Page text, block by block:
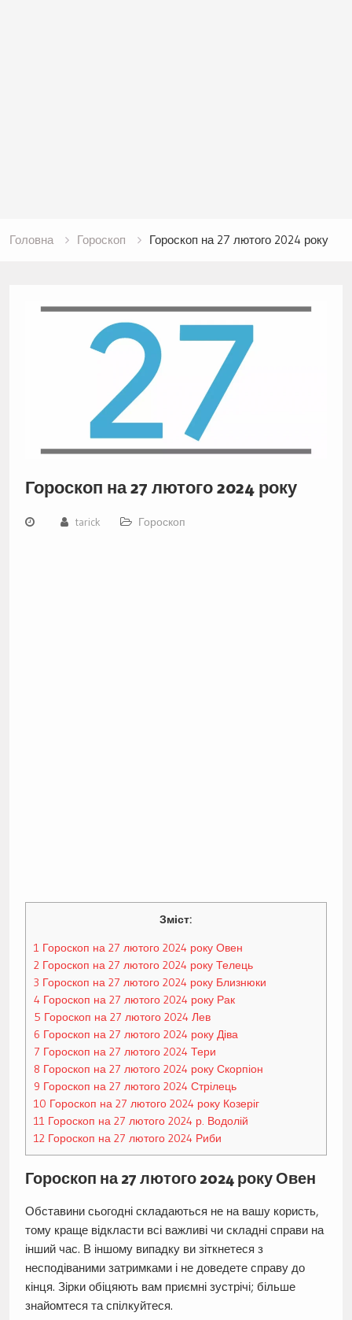
Головна Гороскоп Гороскоп на 27 лютого 2024 року
Гороскоп на 27 лютого 2024 року
tarick Гороскоп
Зміст:
1 Гороскоп на 27 лютого 2024 року Овен
2Гороскоп на 27 лютого 2024 року Телець
3 Гороскоп на 27 лютого 2024 року Близнюки
4 Гороскоп на 27 лютого 2024 року Рак
5 Гороскоп на 27 лютого 2024 Лев
6 Гороскоп на 27 лютого 2024 року Діва
7 Гороскоп на 27 лютого 2024 Тери
8 Гороскоп на 27 лютого 2024 року Скорпіон
9 Гороскоп на 27 лютого 2024 Стрілець
10 Гороскоп на 27 лютого 2024 року Козеріг
11 Гороскоп на 27 лютого 2024 р. Водолій
12Гороскоп на 27 лютого 2024 Риби
Гороскоп на 27 лютого 2024 року Овен
Обставини сьогодні складаються не на вашу користь,
тому краще відкласти всі важливі чи складні справи на
інший час. В іншому випадку ви зіткнетеся з
несподіваними затримками і не доведете справу до
кінця. Зірки обіцяють вам приємні зустрічі; більше
знайомтеся та спілкуйтеся.